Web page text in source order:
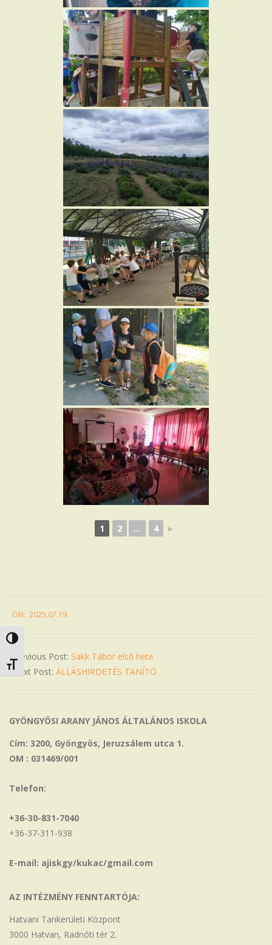
Nagy kontraszt váltása
Betűméret váltása
1 2 ... 4 ►
07-
19
ON: 2025.07.19.
Previous Post: Sakk Tábor első hete
Next Post: ÁLLÁSHIRDETÉS TANÍTÓ
GYÖNGYÖSI ARANY JÁNOS ÁLTALÁNOS ISKOLA
Cím: 3200, Gyöngyös, Jeruzsálem utca 1.
OM : 031469/001
Telefon:
+36-30-831-7040
+36-37-311-938
E-mail: ajiskgy/kukac/gmail.com
AZ INTÉZMÉNY FENNTARTÓJA:
Hatvani Tankerületi Központ
3000 Hatvan, Radnóti tér 2.